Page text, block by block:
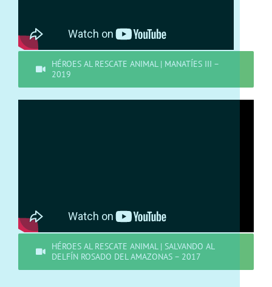
HÉROES AL RESCATE ANIMAL | MANATÍES III –
2019
HÉROES AL RESCATE ANIMAL | SALVANDO AL
DELFÍN ROSADO DEL AMAZONAS – 2017